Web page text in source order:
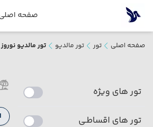
صفحه
صفحه اصلی تور تور مالدیو تور مالدیو نوروز 1406
تور های ویژه
تور های اقساطـی